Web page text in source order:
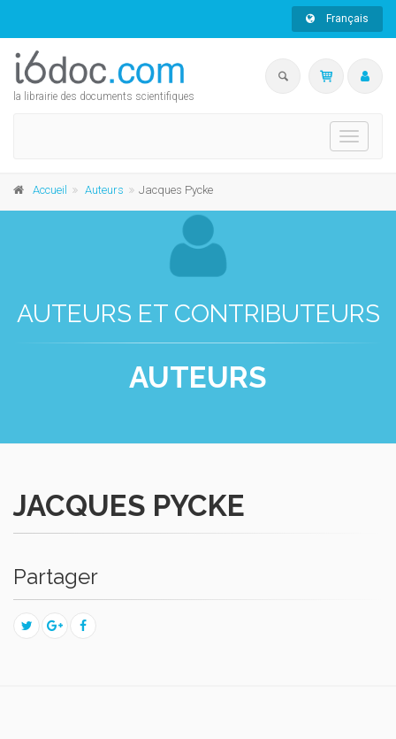
Français
la librairie des documents scientifiques
Toggle
Accueil Auteurs Jacques Pycke
AUTEURS ET CONTRIBUTEURS
AUTEURS
JACQUES PYCKE
Partager